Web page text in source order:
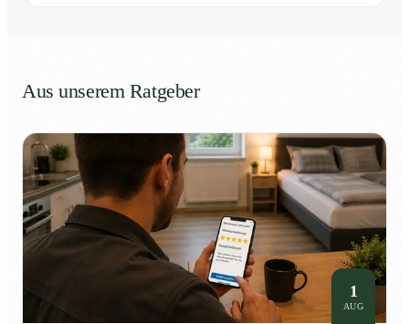
Aus unserem Ratgeber
1
AUG